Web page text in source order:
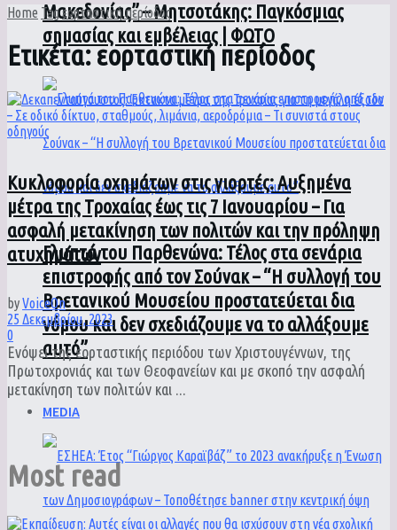
Μακεδονίας” – Μητσοτάκης: Παγκόσμιας
σημασίας και εμβέλειας | ΦΩΤΟ
Γλυπτά του Παρθενώνα: Τέλος στα σενάρια
επιστροφής από τον Σούνακ – “Η συλλογή του
Βρετανικού Μουσείου προστατεύεται δια
νόμου και δεν σχεδιάζουμε να το αλλάξουμε
αυτό”
MEDIA
Home Tagεορταστική περίοδος
Ετικέτα:εορταστική περίοδος
Κυκλοφορία οχημάτων στις γιορτές: Αυξημένα
μέτρα της Τροχαίας έως τις 7 Ιανουαρίου – Για
ασφαλή μετακίνηση των πολιτών και την πρόληψη
ατυχημάτων
byVoiceOn
25 Δεκεμβρίου, 2023
0
Ενόψει της εορταστικής περιόδου των Χριστουγέννων, της
Πρωτοχρονιάς και των Θεοφανείων και με σκοπό την ασφαλή
μετακίνηση των πολιτών και ...
Most read